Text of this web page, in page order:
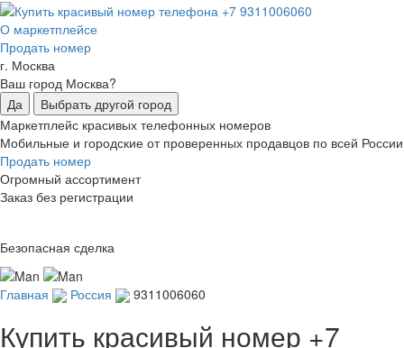
О маркетплейсе
Продать номер
г. Москва
Ваш город Москва?
Да
Выбрать другой город
Маркетплейс красивых телефонных номеров
Мобильные и городские от проверенных продавцов по всей России
Продать номер
Огромный ассортимент
Заказ без регистрации
Безопасная сделка
Главная Россия 9311006060
Купить красивый номер +7